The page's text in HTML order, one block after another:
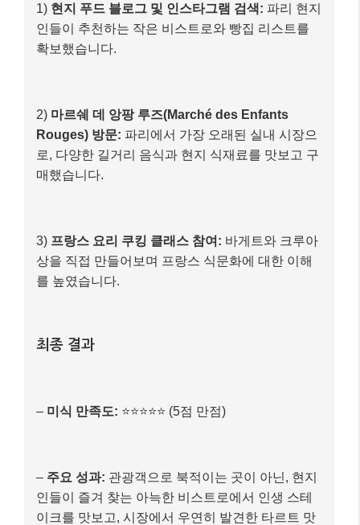
1) 현지 푸드 블로그 및 인스타그램 검색: 파리 현지
인들이 추천하는 작은 비스트로와 빵집 리스트를
확보했습니다.
2) 마르쉐 데 앙팡 루즈(Marché des Enfants
Rouges) 방문: 파리에서 가장 오래된 실내 시장으
로, 다양한 길거리 음식과 현지 식재료를 맛보고 구
매했습니다.
3) 프랑스 요리 쿠킹 클래스 참여: 바게트와 크루아
상을 직접 만들어보며 프랑스 식문화에 대한 이해
를 높였습니다.
최종 결과
– 미식 만족도: ⭐️⭐️⭐️⭐️⭐️ (5점 만점)
– 주요 성과: 관광객으로 북적이는 곳이 아닌, 현지
인들이 즐겨 찾는 아늑한 비스트로에서 인생 스테
이크를 맛보고, 시장에서 우연히 발견한 타르트 맛